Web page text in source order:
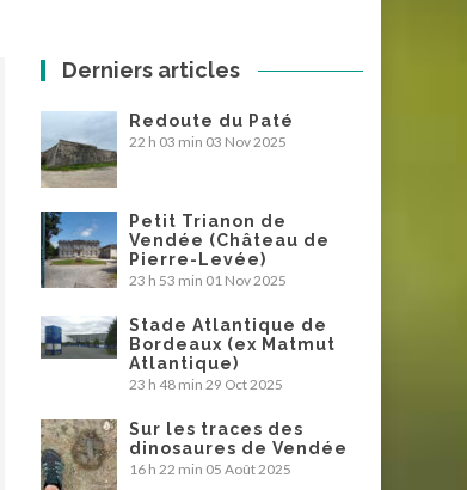
Derniers articles
Redoute du Paté
22 h 03 min 03 Nov 2025
Petit Trianon de
Vendée (Château de
Pierre-Levée)
23 h 53 min 01 Nov 2025
Stade Atlantique de
Bordeaux (ex Matmut
Atlantique)
23 h 48 min 29 Oct 2025
Sur les traces des
dinosaures de Vendée
16 h 22 min 05 Août 2025